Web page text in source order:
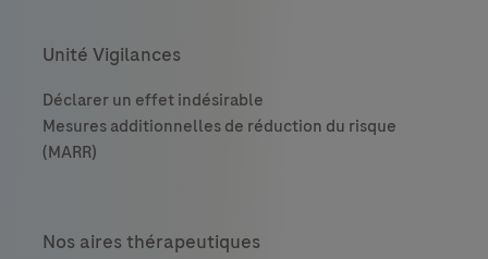
Unité Vigilances
Nos aires thérapeutiques